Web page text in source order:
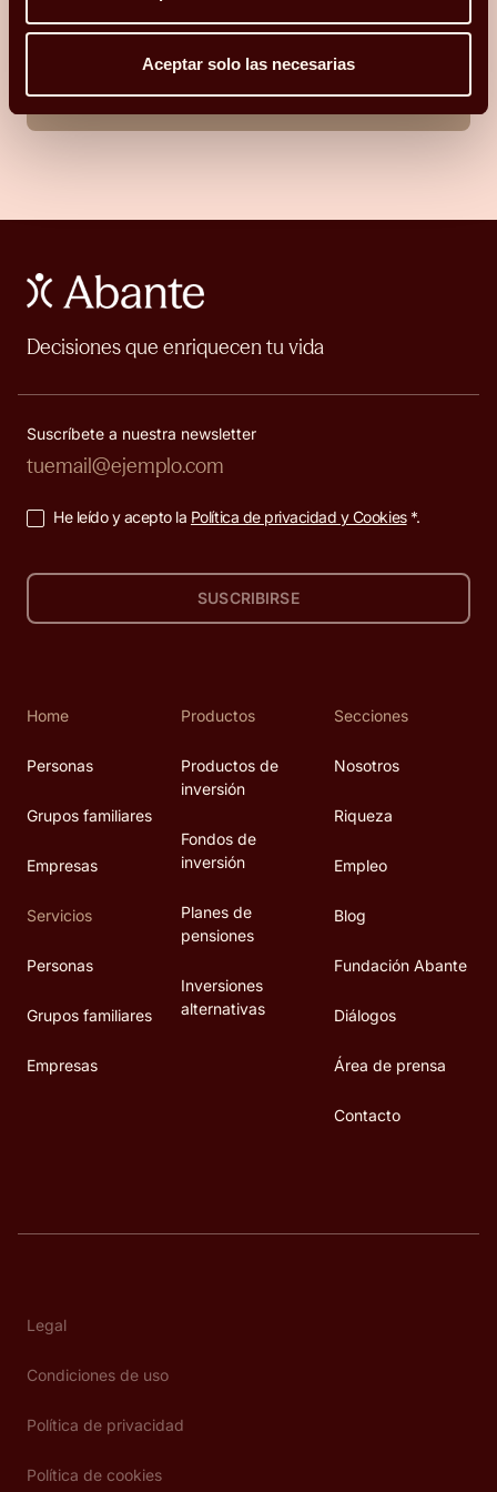
Aceptar solo las necesarias
ENVIAR
Decisiones que enriquecen tu vida
Suscríbete a nuestra newsletter
He leído y acepto la Política de privacidad y Cookies*.
SUSCRIBIRSE
Home
Personas
Grupos familiares
Empresas
Servicios
Personas
Grupos familiares
Empresas
Productos
Productos de
inversión
Fondos de
inversión
Planes de
pensiones
Inversiones
alternativas
Secciones
Nosotros
Riqueza
Empleo
Blog
Fundación Abante
Diálogos
Área de prensa
Contacto
Legal
Condiciones de uso
Política de privacidad
Política de cookies